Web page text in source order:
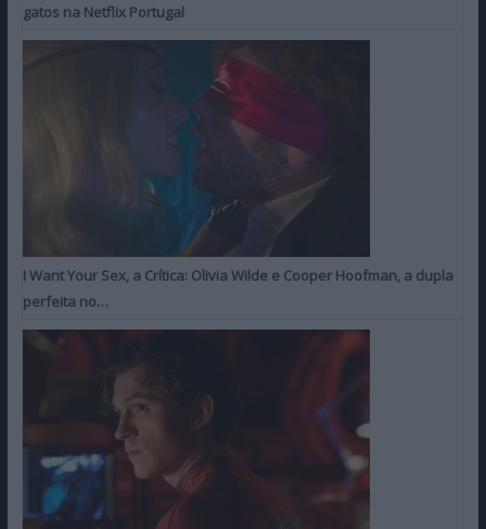
gatos na Netflix Portugal
I Want Your Sex, a Crítica: Olivia Wilde e Cooper Hoofman, a dupla
perfeita no…